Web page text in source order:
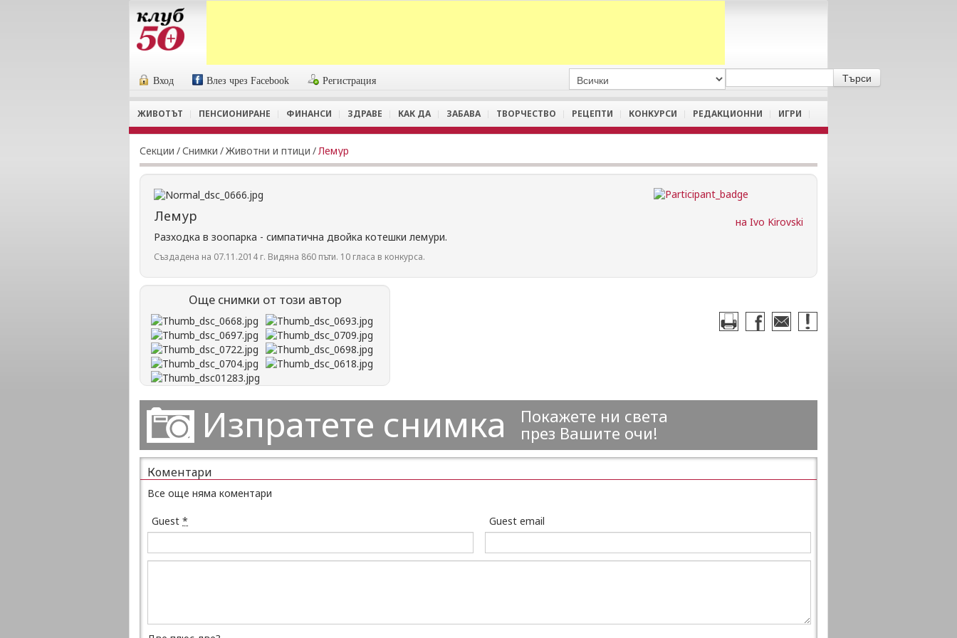
Вход Влез чрез Facebook Регистрация
ЖИВОТЪТ ПЕНСИОНИРАНЕ ФИНАНСИ ЗДРАВЕ КАК ДА ЗАБАВА ТВОРЧЕСТВО РЕЦЕПТИ КОНКУРСИ РЕДАКЦИОННИ ИГРИ
Секции /Снимки /Животни и птици /Лемур
на Ivo Kirovski
Лемур
Разходка в зоопарка - симпатична двойка котешки лемури.
Създадена на 07.11.2014 г. Видяна 860 пъти. 10 гласа в конкурса.
Още снимки от този автор
Изпратете снимка
Покажете ни света
през Вашите очи!
Коментари
Все още няма коментари
Guest * Guest email